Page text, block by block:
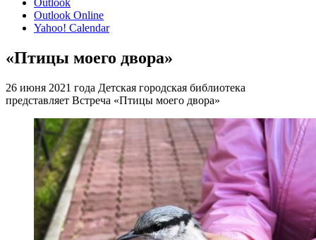
Outlook Online
Yahoo! Calendar
«Птицы моего двора»
26 июня 2021 года Детская городская библиотека
представляет Встреча «Птицы моего двора»